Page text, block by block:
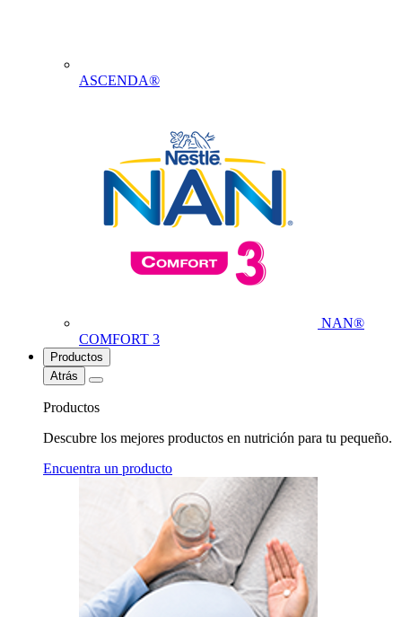
ASCENDA®
NAN®
COMFORT 3
Productos
Atrás
Productos
Descubre los mejores productos en nutrición para tu pequeño.
Encuentra un producto